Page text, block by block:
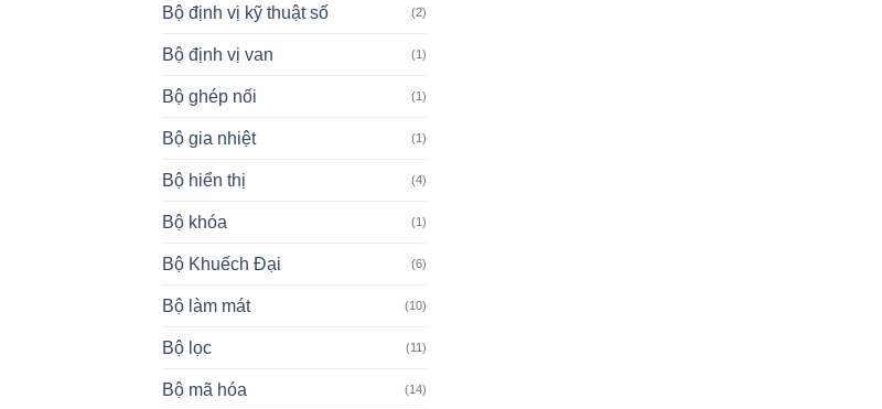
Bộ định vị kỹ thuật số (2)
Bộ định vị van (1)
Bộ ghép nối (1)
Bộ gia nhiệt (1)
Bộ hiển thị (4)
Bộ khóa (1)
Bộ Khuếch Đại (6)
Bộ làm mát (10)
Bộ lọc (11)
Bộ mã hóa (14)